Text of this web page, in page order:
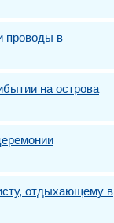
проводы в
на острова
отдыхающему в